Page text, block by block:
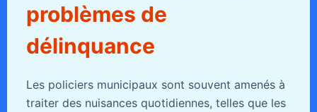
problèmes de
délinquance
Les policiers municipaux sont souvent amenés à
traiter des nuisances quotidiennes, telles que les